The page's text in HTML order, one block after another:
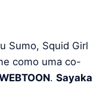
Sumo, Squid Girl
como uma co-
. Sayaka